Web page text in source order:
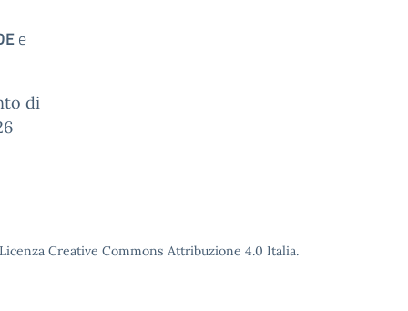
e
di
Creative Commons Attribuzione 4.0 Italia.